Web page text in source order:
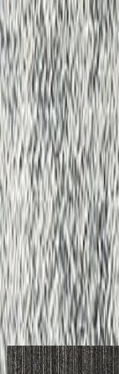
メーカーページへ
イメージ
プロダク